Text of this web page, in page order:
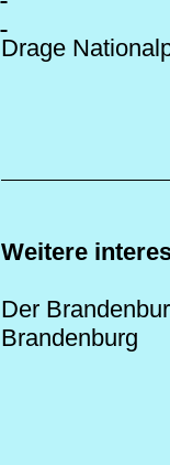
Drage
Weitere
Der
Brandenburg